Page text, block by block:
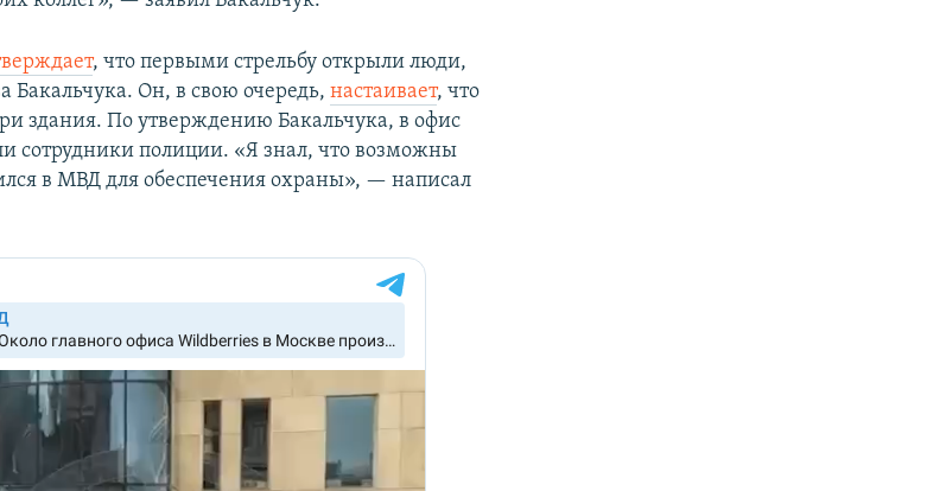
, что первыми стрельбу открыли люди,
Бакальчука. Он, в свою очередь,настаивает, что
здания. По утверждению Бакальчука, в офис
сотрудники полиции. «Я знал, что возможны
в МВД для обеспечения охраны», — написал